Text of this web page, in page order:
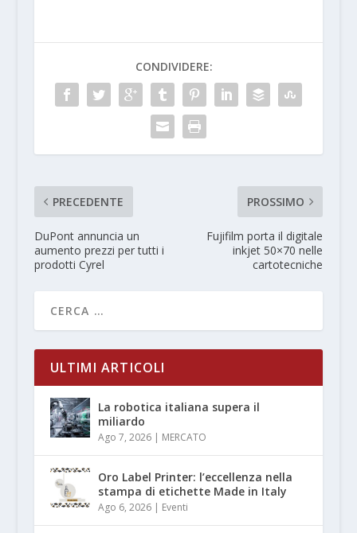
CONDIVIDERE:
PRECEDENTE
DuPont annuncia un
aumento prezzi per tutti i
prodotti Cyrel
PROSSIMO
Fujifilm porta il digitale
inkjet 50×70 nelle
cartotecniche
ULTIMI ARTICOLI
La robotica italiana supera il
miliardo
Ago 7, 2026| MERCATO
Oro Label Printer: l’eccellenza nella
stampa di etichette Made in Italy
Ago 6, 2026| Eventi